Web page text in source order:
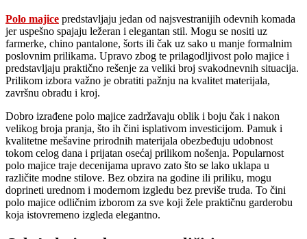
Polo majice predstavljaju jedan od najsvestranijih odevnih komada
jer uspešno spajaju ležeran i elegantan stil. Mogu se nositi uz
farmerke, chino pantalone, šorts ili čak uz sako u manje formalnim
poslovnim prilikama. Upravo zbog te prilagodljivost polo majice i
predstavljaju praktično rešenje za veliki broj svakodnevnih situacija.
Prilikom izbora važno je obratiti pažnju na kvalitet materijala,
završnu obradu i kroj.
Dobro izrađene polo majice zadržavaju oblik i boju čak i nakon
velikog broja pranja, što ih čini isplativom investicijom. Pamuk i
kvalitetne mešavine prirodnih materijala obezbeđuju udobnost
tokom celog dana i prijatan osećaj prilikom nošenja. Popularnost
polo majice traje decenijama upravo zato što se lako uklapa u
različite modne stilove. Bez obzira na godine ili priliku, mogu
doprineti urednom i modernom izgledu bez previše truda. To čini
polo majice odličnim izborom za sve koji žele praktičnu garderobu
koja istovremeno izgleda elegantno.